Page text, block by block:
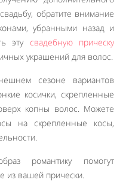
обратите внимание
убранными назад и
эту свадебную прическу
украшений для волос.
сезоне вариантов
косички, скрепленные
копны волос. Можете
на скрепленные косы,
романтику помогут
из вашей прически.